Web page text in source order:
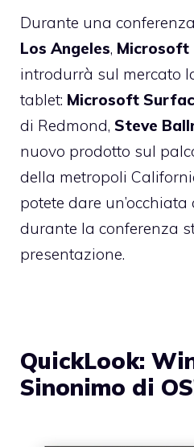
Durante una
Los Angeles, Microsoft
introdurrà sul mercato
tablet: Microsoft
di Redmond, Steve
nuovo prodotto sul
della metropoli
potete dare
durante la conferenza
presentazione.
QuickLook:
Sinonimo di